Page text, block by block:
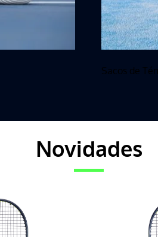
Sacos de
Novidades